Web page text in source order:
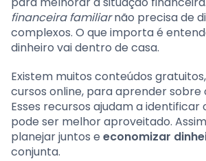
financeira familiarnão precisa de
complexos. O que importa é
dinheiro vai dentro de casa.
Existem muitos conteúdos
cursos online, para aprender sobre
Esses recursos ajudam a identificar
pode ser melhor aproveitado.
planejar juntos e economizar
conjunta.